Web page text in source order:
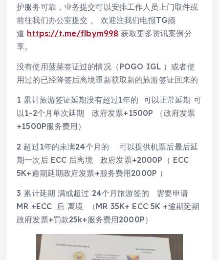
护服务可靠，业务提交可以安排工作人员上门取件或
前往我们办公室提交 。 欢迎注我们电报TG频
道 https://t.me/flbym998 获取更多资讯案例分
享。
没有使用菠菜签证过的情况（POGO IGL ）或者使
用过的已经降签后离境重新获取新的旅游签证回来的
1 累计旅游签证延期没有超过1年的 可以正常延期 可
以1-2个月单次延期 政府发票+1500P （政府发票
+1500P服务费用）
2 超过1年的未满24个月的 可以提供机票后最后延
期一次后 ECC 后离境 政府发票+2000P（ ECC
5K+逾期延期政府发票+服务费用2000P ）
3 累计延期 满或超过 24个月旅游签的 需要申请
MR +ECC 后 离境 （MR 35K+ ECC 5K +逾期延期
政府发票+罚款25k+服务费用2000P）